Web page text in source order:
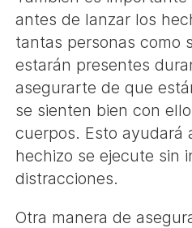
antes de lanzar los
tantas personas como
estarán presentes
asegurarte de que
se sienten bien con
cuerpos. Esto ayudará
hechizo se ejecute sin
distracciones.
Otra manera de